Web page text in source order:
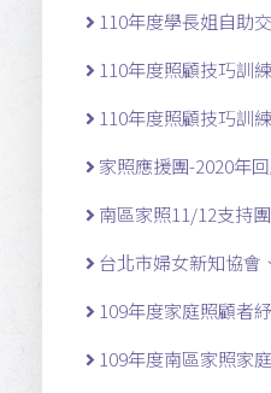
110年度學長姐自助
110年度照顧技巧訓
110年度照顧技巧訓
家照應援團-2020年
南區家照11/12支持
台北市婦女新知協會
109年度家庭照顧者
109年度南區家照家